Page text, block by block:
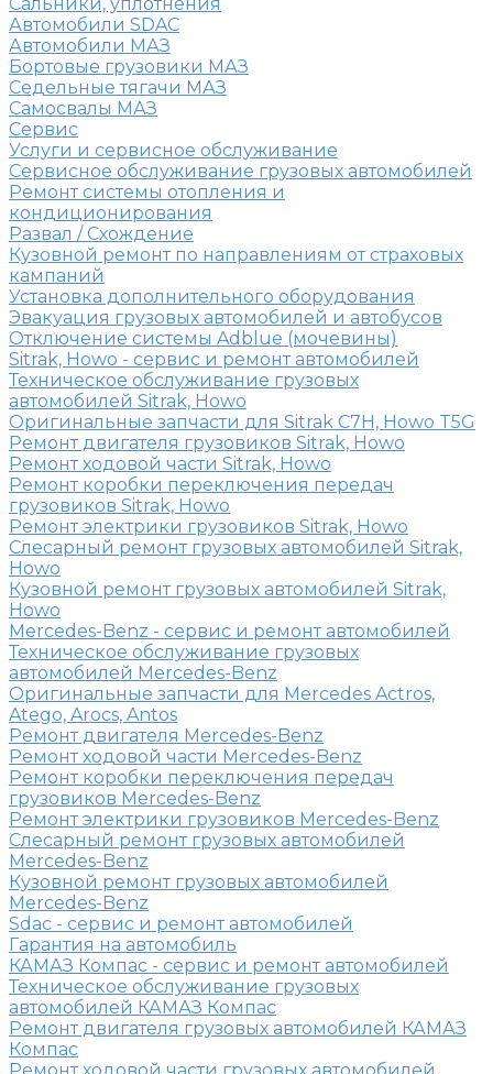
Автомобили SDAC
Автомобили МАЗ
Бортовые грузовики МАЗ
Седельные тягачи МАЗ
Самосвалы МАЗ
Сервис
Услуги и сервисное обслуживание
Сервисное обслуживание грузовых автомобилей
Ремонт системы отопления и
кондиционирования
Развал / Схождение
Кузовной ремонт по направлениям от страховых
кампаний
Установка дополнительного оборудования
Эвакуация грузовых автомобилей и автобусов
Отключение системы Adblue (мочевины)
Sitrak, Howo - сервис и ремонт автомобилей
Техническое обслуживание грузовых
автомобилей Sitrak, Howo
Оригинальные запчасти для Sitrak C7H, Howo T5G
Ремонт двигателя грузовиков Sitrak, Howo
Ремонт ходовой части Sitrak, Howo
Ремонт коробки переключения передач
грузовиков Sitrak, Howo
Ремонт электрики грузовиков Sitrak, Howo
Слесарный ремонт грузовых автомобилей Sitrak,
Howo
Кузовной ремонт грузовых автомобилей Sitrak,
Howo
Mercedes-Benz - сервис и ремонт автомобилей
Техническое обслуживание грузовых
автомобилей Mercedes-Benz
Оригинальные запчасти для Mercedes Actros,
Atego, Arocs, Antos
Ремонт двигателя Mercedes-Benz
Ремонт ходовой части Mercedes-Benz
Ремонт коробки переключения передач
грузовиков Mercedes-Benz
Ремонт электрики грузовиков Mercedes-Benz
Слесарный ремонт грузовых автомобилей
Mercedes-Benz
Кузовной ремонт грузовых автомобилей
Mercedes-Benz
Sdac - сервис и ремонт автомобилей
Гарантия на автомобиль
КАМАЗ Компас - сервис и ремонт автомобилей
Техническое обслуживание грузовых
автомобилей КАМАЗ Компас
Ремонт двигателя грузовых автомобилей КАМАЗ
Компас